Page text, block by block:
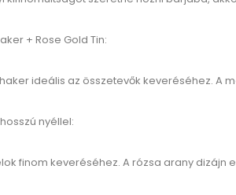
+ Rose Gold Tin:
ideális az összetevők keveréséhez. A
nyéllel:
finom keveréséhez. A rózsa arany dizájn